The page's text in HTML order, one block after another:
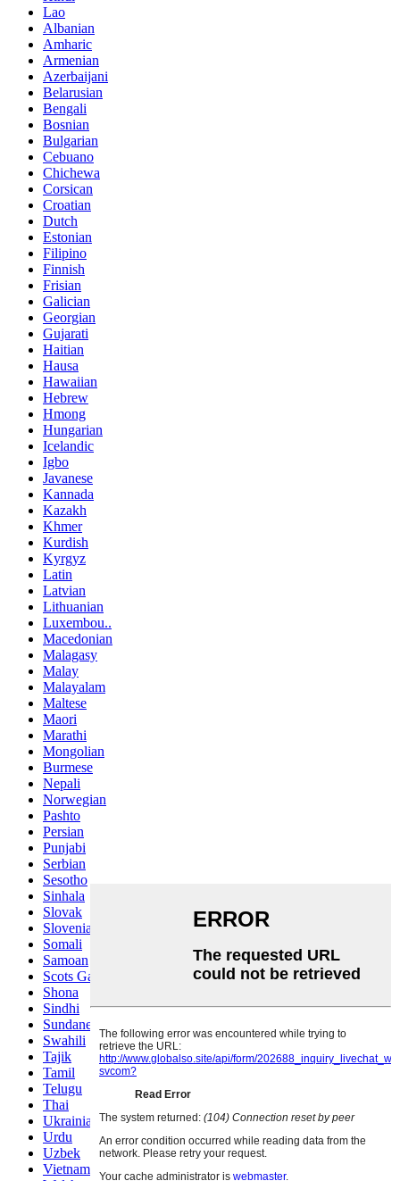
Lao
Albanian
Amharic
Armenian
Azerbaijani
Belarusian
Bengali
Bosnian
Bulgarian
Cebuano
Chichewa
Corsican
Croatian
Dutch
Estonian
Filipino
Finnish
Frisian
Galician
Georgian
Gujarati
Haitian
Hausa
Hawaiian
Hebrew
Hmong
Hungarian
Icelandic
Igbo
Javanese
Kannada
Kazakh
Khmer
Kurdish
Kyrgyz
Latin
Latvian
Lithuanian
Luxembou..
Macedonian
Malagasy
Malay
Malayalam
Maltese
Maori
Marathi
Mongolian
Burmese
Nepali
Norwegian
Pashto
Persian
Punjabi
Serbian
Sesotho
Sinhala
Slovak
Slovenian
Somali
Samoan
Scots Gaelic
Shona
Sindhi
Sundanese
Swahili
Tajik
Tamil
Telugu
Thai
Ukrainian
Urdu
Uzbek
Vietnamese